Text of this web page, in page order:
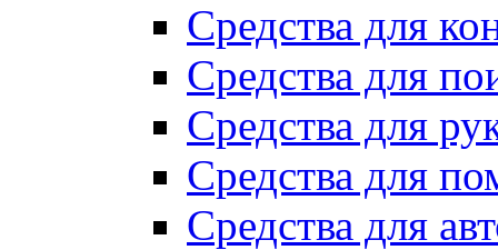
Средства для
Средства для
Средства для
Средства для
Средства для